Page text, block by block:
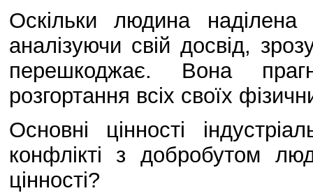
Оскільки людина
аналізуючи свій досвід,
перешкоджає. Вона
розгортання всіх своїх
Основні цінності
конфлікті з добробутом
цінності?